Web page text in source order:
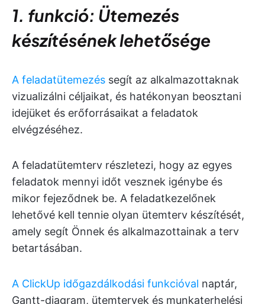
1. funkció: Ütemezés
készítésének lehetősége
A feladatütemezés segít az alkalmazottaknak
vizualizálni céljaikat, és hatékonyan beosztani
idejüket és erőforrásaikat a feladatok
elvégzéséhez.
A feladatütemterv részletezi, hogy az egyes
feladatok mennyi időt vesznek igénybe és
mikor fejeződnek be. A feladatkezelőnek
lehetővé kell tennie olyan ütemterv készítését,
amely segít Önnek és alkalmazottainak a terv
betartásában.
A ClickUp időgazdálkodási funkcióval naptár,
Gantt-diagram, ütemtervek és munkaterhelési